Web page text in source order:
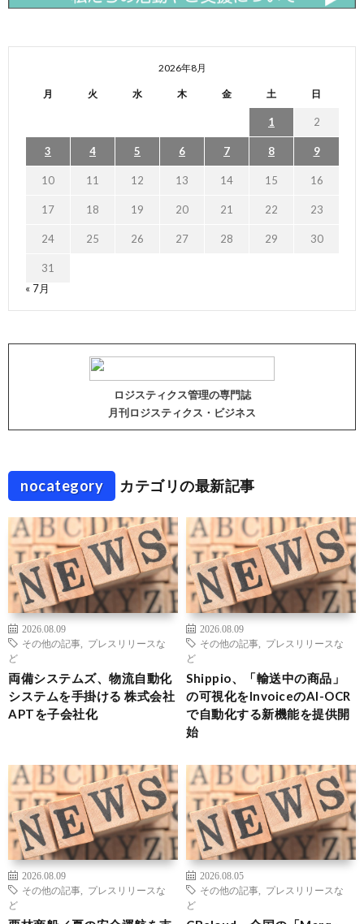
2026年8月
月 火 水 木 金 土 日
1 2
3 4 5 6 7 8 9
10 11 12 13 14 15 16
17 18 19 20 21 22 23
24 25 26 27 28 29 30
31
« 7月
ロジスティクス管理の専門誌
月刊ロジスティクス・ビジネス
nocategory カテゴリの最新記事
2026.08.09
その他の記事
プレスリリースな
ど
両備システムズ、物流自動化
システムを手掛ける 株式会社
APTを子会社化
2026.08.09
その他の記事
プレスリリースな
ど
Shippio、「輸送中の商品」
の可視化をInvoiceのAI-OCR
で自動化する新機能を提供開
始
2026.08.09
その他の記事
プレスリリースな
ど
2026.08.05
その他の記事
プレスリリースな
ど